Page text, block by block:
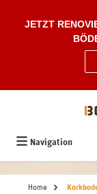
JETZT
Navigation
Home